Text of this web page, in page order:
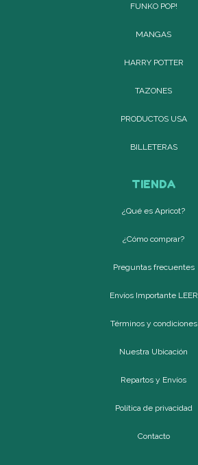
FUNKO POP!
MANGAS
HARRY POTTER
TAZONES
PRODUCTOS USA
BILLETERAS
TIENDA
¿Qué es Apricot?
¿Cómo comprar?
Preguntas frecuentes
Envíos Importante LEER
Términos y condiciones
Nuestra Ubicación
Repartos y Envíos
Política de privacidad
Contacto